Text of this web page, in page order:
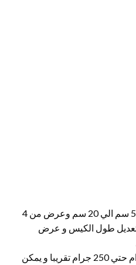
حجم الكيس طول الكيس من 5 سم الي 20 سم وعرض من 4
يمكن تعديل طول الكيس و عرض
كمية المواد التي تعبأ من 5 جرام حتي 250 جرام تقريبا و يمكن